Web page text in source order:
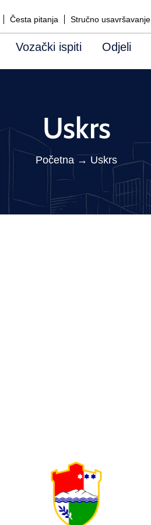
Česta pitanja Stručno usavršavanje
Vozački ispiti Odjeli
Uskrs
Početna → Uskrs